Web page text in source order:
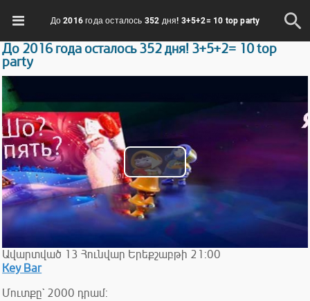
До 2016 года осталось 352 дня! 3+5+2= 10 top party
До 2016 года осталось 352 дня! 3+5+2= 10 top
party
Play
Video
Ավարտված 13 Հունվար Երեքշաբթի 21:00
Key Bar
Մուտքը` 2000 դրամ: